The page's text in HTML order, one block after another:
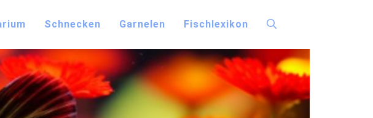
Schnecken Garnelen Fischlexikon